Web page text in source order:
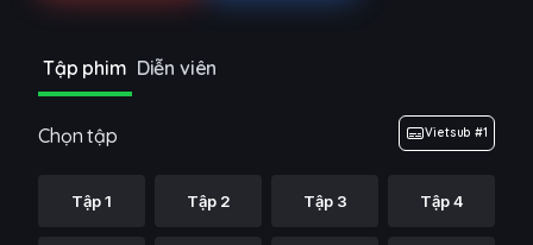
Tập phim Diễn viên
Chọn tập Vietsub #1
Tập 1 Tập 2 Tập 3 Tập 4